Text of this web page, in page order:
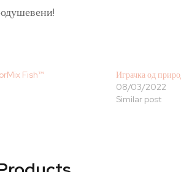
Fish™
Играчка од
08/03/2022
Similar post